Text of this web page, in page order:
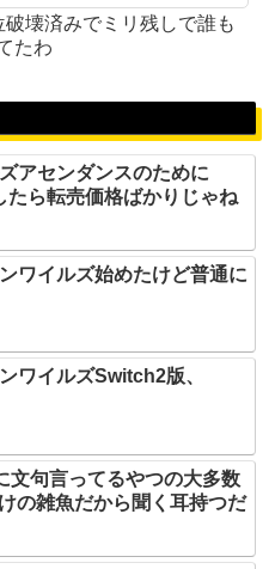
破壊済みでミリ残しで誰も
たわ
アセンダンスのために
たら転売価格ばかりじゃね
ワイルズ始めたけど普通に
ワイルズSwitch2版、
文句言ってるやつの大多数
の雑魚だから聞く耳持つだ